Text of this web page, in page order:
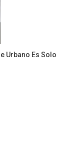
Urbano Es Solo